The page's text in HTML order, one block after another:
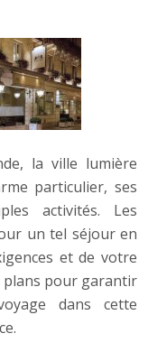
la ville lumière
particulier, ses
activités. Les
un tel séjour en
et de votre
plans pour garantir
dans cette